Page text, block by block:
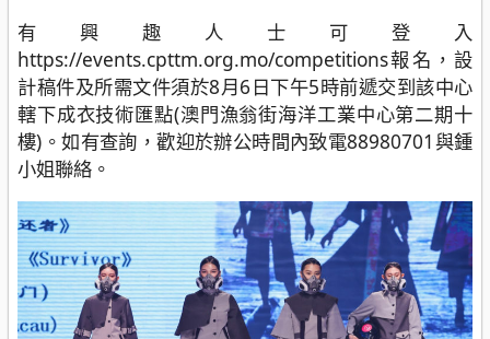
有興趣人士可登入
https://events.cpttm.org.mo/competitions報名，設
計稿件及所需文件須於8月6日下午5時前遞交到該中心
轄下成衣技術匯點(澳門漁翁街海洋工業中心第二期十
樓)。如有查詢，歡迎於辦公時間內致電88980701與鍾
小姐聯絡。